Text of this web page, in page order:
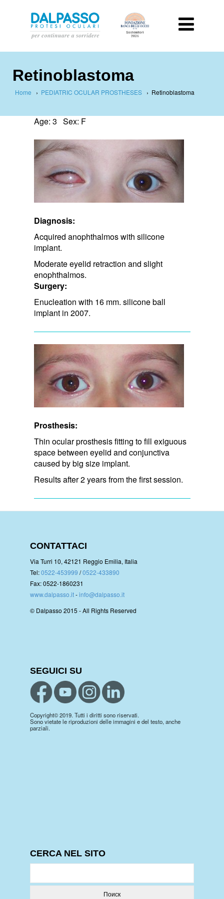
Retinoblastoma
Home › PEDIATRIC OCULAR PROSTHESES › Retinoblastoma
Age: 3 Sex: F
Diagnosis:
Acquired anophthalmos with silicone
implant.
Moderate eyelid retraction and ​slight
enophthalmos.
Surgery:
Enucleation with 16 mm. silicone ball
implant in 2007.
Prosthesis:
Thin ocular prosthesis fitting to fill exiguous
space between eyelid and conjunctiva
caused by big size implant.
Results after 2 years from the first session.
CONTATTACI
Via Turri 10, 42121 Reggio Emilia, Italia
Tel:0522-453999 /0522-433890
Fax: 0522-1860231
www.dalpasso.it-info@dalpasso.it
© Dalpasso 2015 - All Rights Reserved
SEGUICI SU
Copyright© 2019. Tutti i diritti sono riservati.
Sono vietate le riproduzioni delle immagini e del testo, anche
parziali.
CERCA NEL SITO